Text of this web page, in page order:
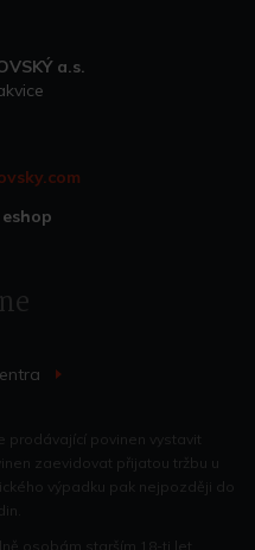
a.s.
prodávající povinen vystavit
zaevidovat přijatou tržbu u
výpadku pak nejpozději do
osobám starším 18-ti let.